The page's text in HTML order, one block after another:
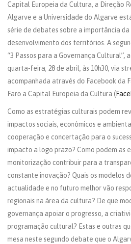
Capital Europeia da Cultura, a Direção
Algarve e a Universidade do Algarve
série de debates sobre a importância
desenvolvimento dos territórios. A
“3 Passos para a Governança Cultural”,
quarta-feira, 28 de abril, às 10h30, via
acompanhada através do Facebook da
Faro a Capital Europeia da Cultura (
Como as estratégias culturais podem
impactos sociais, económicos e
cooperação e concertação para o
impacto a logo prazo? Como podem as
monitorização contribuir para a
constante inovação? Quais os modelos
actualidade e no futuro melhor vão
regionais na área da cultura? De que
governança apoiar o progresso, a
programação cultural? Estas e outras
mesa neste segundo debate que o